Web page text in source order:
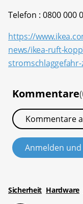
Telefon : 0800 000
https://
news/ikea-ruft-
Kommentare
Kommentare
Anmelden
Sicherheit Hardware